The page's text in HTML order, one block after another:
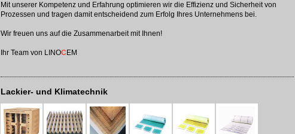
Mit unserer Kompetenz und Erfahrung optimieren wir die Effizienz und Sicherheit von
Prozessen und tragen damit entscheidend zum Erfolg Ihres Unternehmens bei.
Wir freuen uns auf die Zusammenarbeit mit Ihnen!
Ihr Team von LINOC EM
Lackier- und Klimatechnik